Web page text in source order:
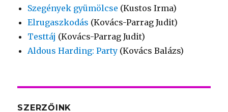
Szegények gyümölcse (Kustos Irma)
Elrugaszkodás (Kovács-Parrag Judit)
Testtáj (Kovács-Parrag Judit)
Aldous Harding: Party (Kovács Balázs)
SZERZŐINK